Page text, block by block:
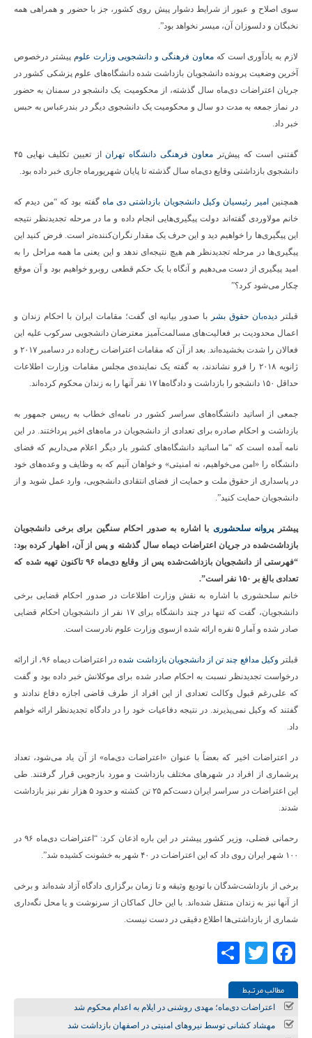
سوی اصلاح و عبور از شرایط دشوار پیش روی کشور، جز با حضور و همراهی همه
نخبگان و دلسوزان آن، میسر نخواهد بود”.
لازم به یادآوری است کهمعاون فرهنگی و دانشجویی وزارت علوم پیشتر درخصوص
آخرین وضعیت پرونده دانشجویان بازداشت شده دانشگاه‌های علوم پزشکی کشور در
جریان اعتراضات دی‌ماه سال گذشته، از محکومیت یک دانشجو در سمنان به حضور
در نماز جمعه به مدت دو سال و محکومیت یک دانشجوی دیگر در بندرعباس به حبس
خبر داد.
گفتنی است که پیش‌تر معاون فرهنگی دانشگاه تهران
از تعیین تکلیف نهایی ۴۵
دانشجوی بازداشتی وقایع دی‌ماه سال گذشته تا پایان شهریورماه جاری خبر داده بود.
همچنین امیر رئیسیان وکیل دانشجویان بازداشتی دی ماه گفته بود که “من دیدم که
خانم مولاوردی گفته‌اند دولت پیگیری‌هایی انجام داده و ما در مرحله تجدیدنظر نتیجه
این پیگیری‌ها را خواهیم دید و این حرف یک مقدار نگران‌کننده‌تر است. فرض کنید این
پیگیری‌ها در مرحله تجدیدنظر هم هیچ نتیجه‌ای ندهد و این یعنی ما همه مراحل را به
امید پیگیری از دست می‌دهیم و آنگاه با یک حکم قطعی روبرو خواهیم بود و آن موقع
چکار می‌شود کرد؟”
قبلتر دیده‌بان حقوق بشر با صدور بیانیه ای گفت؛ مقامات ایران با احکام زندان و
اعمال محدودیت بر فعالیتهای مسالمت آمیز معترضان دانشجویی سرکوب علیه این
فعالان را شدت بخشیده اند. بعد از آن که مقامات اعتراضات رخ
داده در دسامبر ۲۰۱۷ و
ژانویه ۲۰۱۸ را فرو نشاندند، به گفته
یک نمایندهی مجلس مقامات وزارت اطلاعات
حداقل ۱۵۰ دانشجو را بازداشت و دادگاه
ها ۱۷ نفر آنها را به زندان محکوم کرده اند.
جمعی از اساتید دانشگاه‌های سراسر کشور در نامه‌ای خطاب به رییس جمهور به
بازداشت و احکام صادره برای تعدادی از دانشجویان در ماه‌های اخیر پرداختند. در این
نامه آمده است که “ما اساتید دانشگاه‌های کشور بار دیگر اعلام می‌داریم که فضای
دانشگاه را «امن می‌خواهیم، نه امنیتی» و خواهان آنیم که به وظایف و وعده‌های خود
در پاسداری از حقوق ملت و حمایت از فضای انتقادی دانشجویی، وارد عمل شوید و از
دانشجویان حمایت کنید”.
پیشترپروانه سلحشوری با اشاره به صدور احکام سنگین برای برخی دانشجویان
بازداشت‌شده در جریان اعتراضات دیماه سال گذشته و پس از آن، اظهار کرده بود:
“فهرستی از دانشجویان بازداشت‌شده پس از وقایع دی‌ماه ۹۶ تاکنون تهیه شده که
تعدادی بالغ بر ۱۵۰ نفر است”.
خانم سلحشوری با اشاره به نقش وزارت اطلاعات در صدور احکام قضایی برخی
دانشجویان، گفت که تنها در چند دانشگاه برای ۱۷ نفر از دانشجویان احکام قضایی
صادر شده و آمار ۵ نفره ارائه شده ازسوی وزارت علوم نادرست است.
قبلتر وکیل مدافع چند تن از دانشجویان بازداشت شده
در اعتراضات دیماه ۹۶، از ارائه
درخواست تجدیدنظر نسبت به احکام صادر شده برای موکلانش خبر داده بود و گفت
که علی‌رغم قبول وکالت تعدادی از این افراد از طرف قاضی اجازه دفاع ندادند و
گفتند که وکیل نمی‌پذیرند. در نتیجه دفاعیات خود را در دادگاه تجدیدنظر ارائه خواهم
داد.
در اعتراضات اخیر که بعضاً با عنوان «اعتراضات دی‌ماه» از آن یاد می‌شود، تعداد
پرشماری از افراد در شهرهای مختلف بازداشت و مورد بازجویی قرار گرفتند. طی
این اعتراضات در سراسر ایران دست‌کم ۲۵ تن کشته و حدود ۵ هزار نفر نیز بازداشت
شدند.
رحمانی فضلی، وزیر کشور پیشتر در این باره اذعان کرد: “اعتراضات دی‌ماه ۹۶ در
۱۰۰ شهر ایران روی داد که این اعتراضات در ۴۰ شهر به خشونت کشیده شد”.
برخی از بازداشت‌شدگان با تودیع وثیقه و تا زمان برگزاری دادگاه آزاد شده‌اند و برخی
از آنها نیز به زندان منتقل شده‌اند. با این حال کماکان از سرنوشت و یا محل نگه‌داری
شماری از بازداشتی‌ها اطلاع دقیقی در دست نیست.
Facebook
Twitter
مطالب مرتـبط
اعتراضات دی‌ماه؛ مهدی روشنی در ایلام به اعدام محکوم شد
مهشاد کشانی توسط نیروهای امنیتی در اصفهان بازداشت شد